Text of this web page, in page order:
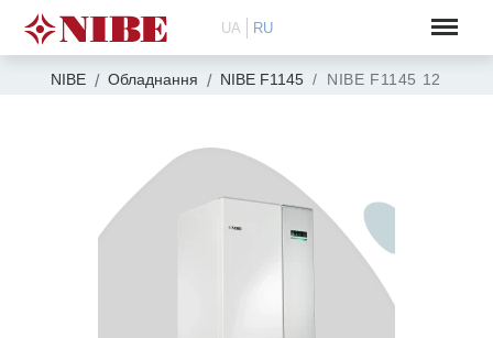
UA RU
NIBE Обладнання NIBE F1145 NIBE F1145 12 кВт